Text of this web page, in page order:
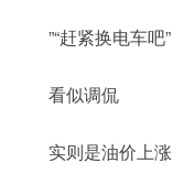
”“赶紧换电车吧”
看似调侃
实则是油价上涨